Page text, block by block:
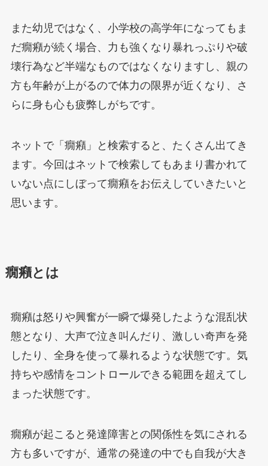
また幼児ではなく、小学校の高学年になってもま
だ癇癪が続く場合、力も強くなり暴れっぷりや破
壊行為など半端なものではなくなりますし、親の
方も年齢が上がるので体力の限界が近くなり、さ
らに身も心も疲弊しがちです。
ネットで「癇癪」と検索すると、たくさん出てき
ます。今回はネットで検索してもあまり書かれて
いない点にしぼって癇癪をお伝えしていきたいと
思います。
癇癪とは
癇癪は怒りや興奮が一瞬で爆発したような混乱状
態となり、大声で泣き叫んだり、激しい奇声を発
したり、全身を使って暴れるような状態です。気
持ちや感情をコントロールできる範囲を超えてし
まった状態です。
癇癪が起こると発達障害との関係性を気にされる
方も多いですが、通常の発達の中でも自我が大き